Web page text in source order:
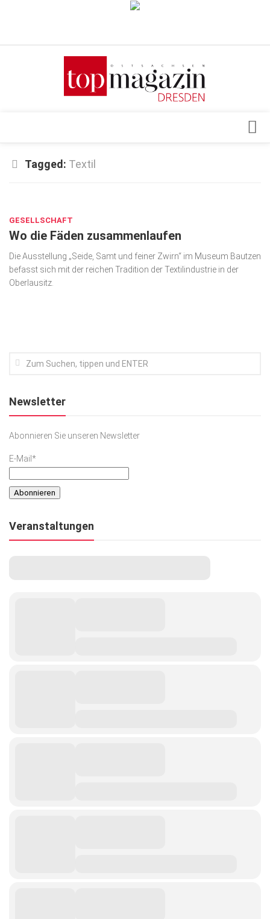
Verkaufsstellen
Top Gesundheitsforum Dresden / Ostsachsen
Geschäft
gesund & schön
Gesellschaft
Kunst & Kultur
SACHSEN IN PARIS
Tagged: Textil
GESELLSCHAFT
Wo die Fäden zusammenlaufen
Die Ausstellung „Seide, Samt und feiner Zwirn“ im Museum Bautzen
befasst sich mit der reichen Tradition der Textilindustrie in der
Oberlausitz.
Newsletter
Abonnieren Sie unseren Newsletter
E-Mail*
Veranstaltungen